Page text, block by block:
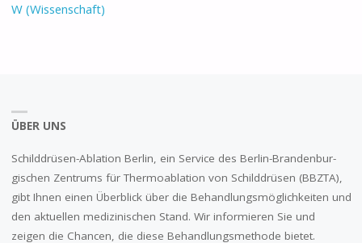
W (Wissenschaft)
ÜBER UNS
Schilddrüsen-Ablation Berlin, ein Service des Berlin-Branden­­bur­
gischen Zentrums für Thermo­ablation von Schilddrüsen (BBZTA),
gibt Ihnen einen Überblick über die Behandlungsmöglichkeiten und
den aktuellen medizinischen Stand. Wir informieren Sie und
zeigen die Chancen, die diese Behandlungs­methode bietet.